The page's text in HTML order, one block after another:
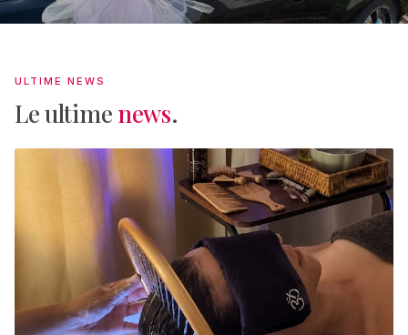
ULTIME NEWS
Le ultime news.